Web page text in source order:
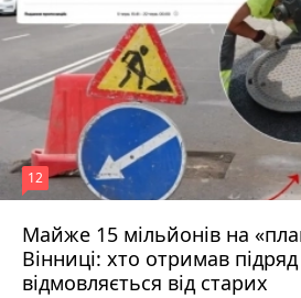
Майже 15 мільйонів на
Вінниці: хто отримав
відмовляється від старих
12